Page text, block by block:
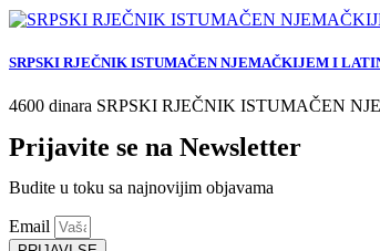
SRPSKI RJEČNIK ISTUMAČEN NJEMAČKIJEM I
4600 dinara SRPSKI RJEČNIK ISTUMAČEN
Prijavite se na Newsletter
Budite u toku sa najnovijim objavama
Email